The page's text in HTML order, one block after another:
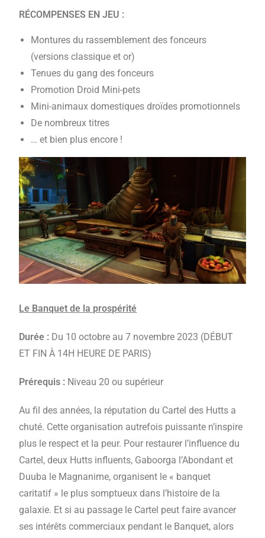
RÉCOMPENSES EN JEU :
Montures du rassemblement des fonceurs
(versions classique et or)
Tenues du gang des fonceurs
Promotion Droid Mini-pets
Mini-animaux domestiques droïdes promotionnels
De nombreux titres
… et bien plus encore !
Le Banquet de la prospérité
Durée : Du 10 octobre au 7 novembre 2023 (DÉBUT
ET FIN À 14H HEURE DE PARIS)
Prérequis : Niveau 20 ou supérieur
Au fil des années, la réputation du Cartel des Hutts a
chuté. Cette organisation autrefois puissante n’inspire
plus le respect et la peur. Pour restaurer l’influence du
Cartel, deux Hutts influents, Gaboorga l’Abondant et
Duuba le Magnanime, organisent le « banquet
caritatif » le plus somptueux dans l’histoire de la
galaxie. Et si au passage le Cartel peut faire avancer
ses intérêts commerciaux pendant le Banquet, alors